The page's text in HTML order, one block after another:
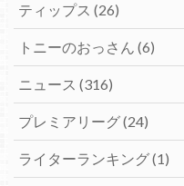
ティップス (26)
トニーのおっさん (6)
ニュース (316)
プレミアリーグ(24)
ライターランキング(1)